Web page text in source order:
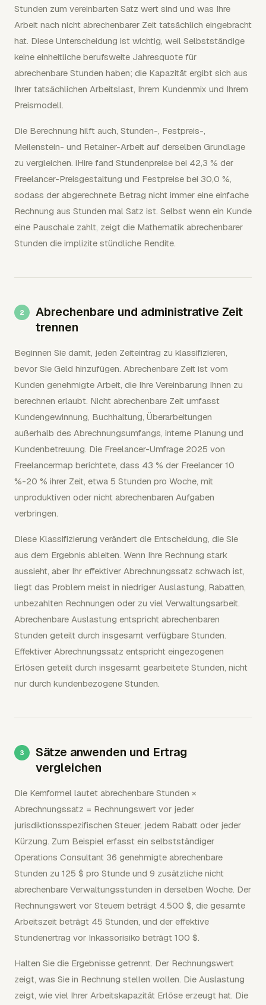
Stunden zum vereinbarten Satz wert sind und was Ihre
Arbeit nach nicht abrechenbarer Zeit tatsächlich eingebracht
hat. Diese Unterscheidung ist wichtig, weil Selbstständige
keine einheitliche berufsweite Jahresquote für
abrechenbare Stunden haben; die Kapazität ergibt sich aus
Ihrer tatsächlichen Arbeitslast, Ihrem Kundenmix und Ihrem
Preismodell.
Die Berechnung hilft auch, Stunden-, Festpreis-,
Meilenstein- und Retainer-Arbeit auf derselben Grundlage
zu vergleichen. iHire fand Stundenpreise bei 42,3 % der
Freelancer-Preisgestaltung und Festpreise bei 30,0 %,
sodass der abgerechnete Betrag nicht immer eine einfache
Rechnung aus Stunden mal Satz ist. Selbst wenn ein Kunde
eine Pauschale zahlt, zeigt die Mathematik abrechenbarer
Stunden die implizite stündliche Rendite.
Abrechenbare und administrative Zeit
trennen
Beginnen Sie damit, jeden Zeiteintrag zu klassifizieren,
bevor Sie Geld hinzufügen. Abrechenbare Zeit ist vom
Kunden genehmigte Arbeit, die Ihre Vereinbarung Ihnen zu
berechnen erlaubt. Nicht abrechenbare Zeit umfasst
Kundengewinnung, Buchhaltung, Überarbeitungen
außerhalb des Abrechnungsumfangs, interne Planung und
Kundenbetreuung. Die Freelancer-Umfrage 2025 von
Freelancermap berichtete, dass 43 % der Freelancer 10
%-20 % ihrer Zeit, etwa 5 Stunden pro Woche, mit
unproduktiven oder nicht abrechenbaren Aufgaben
verbringen.
Diese Klassifizierung verändert die Entscheidung, die Sie
aus dem Ergebnis ableiten. Wenn Ihre Rechnung stark
aussieht, aber Ihr effektiver Abrechnungssatz schwach ist,
liegt das Problem meist in niedriger Auslastung, Rabatten,
unbezahlten Rechnungen oder zu viel Verwaltungsarbeit.
Abrechenbare Auslastung entspricht abrechenbaren
Stunden geteilt durch insgesamt verfügbare Stunden.
Effektiver Abrechnungssatz entspricht eingezogenen
Erlösen geteilt durch insgesamt gearbeitete Stunden, nicht
nur durch kundenbezogene Stunden.
Sätze anwenden und Ertrag
vergleichen
Die Kernformel lautet abrechenbare Stunden ×
Abrechnungssatz = Rechnungswert vor jeder
jurisdiktionsspezifischen Steuer, jedem Rabatt oder jeder
Kürzung. Zum Beispiel erfasst ein selbstständiger
Operations Consultant 36 genehmigte abrechenbare
Stunden zu 125 $ pro Stunde und 9 zusätzliche nicht
abrechenbare Verwaltungsstunden in derselben Woche. Der
Rechnungswert vor Steuern beträgt 4.500 $, die gesamte
Arbeitszeit beträgt 45 Stunden, und der effektive
Stundenertrag vor Inkassorisiko beträgt 100 $.
Halten Sie die Ergebnisse getrennt. Der Rechnungswert
zeigt, was Sie in Rechnung stellen wollen. Die Auslastung
zeigt, wie viel Ihrer Arbeitskapazität Erlöse erzeugt hat. Die